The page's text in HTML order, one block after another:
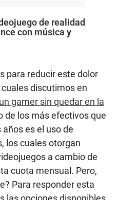
de realidad
con música y
para reducir este dolor
discutimos en
gamer sin quedar en la
de los más efectivos que
es el uso de
los cuales otorgan
a cambio de
cuota mensual. Pero,
Para responder esta